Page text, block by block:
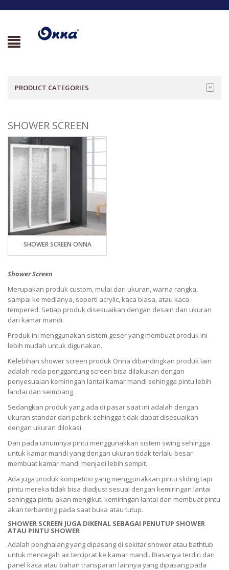
PRODUCT CATEGORIES
SHOWER SCREEN
SHOWER SCREEN ONNA
Shower Screen
Merupakan produk custom, mulai dari ukuran, warna rangka,
sampai ke medianya, seperti acrylic, kaca biasa, atau kaca
tempered. Setiap produk disesuaikan dengan desain dan ukuran
dari kamar mandi.
Produk ini menggunakan sistem geser yang membuat produk ini
lebih mudah untuk digunakan.
Kelebihan shower screen produk Onna dibandingkan produk lain
adalah roda penggantung screen bisa dilakukan dengan
penyesuaian kemiringan lantai kamar mandi sehingga pintu lebih
landai dan seimbang.
Sedangkan produk yang ada di pasar saat ini adalah dengan
ukuran standar dari pabrik sehingga tidak dapat disesuaikan
dengan ukuran dilokasi.
Dan pada umumnya pintu menggunakkan sistem swing sehingga
untuk kamar mandi yang dengan ukuran tidak terlalu besar
membuat kamar mandi menjadi lebih sempit.
Ada juga produk kompetitio yang menggunakkan pintu sliding tapi
pintu mereka tidak bisa diadjust sesuai dengan kemiringan lantai
sehingga pintu akan mengikuti kemiringan lantai dan membuat pintu
akan terbanting pada saat buka atau tutup.
SHOWER SCREEN JUGA DIKENAL SEBAGAI PENUTUP SHOWER
ATAU PINTU SHOWER
Adalah penghalang yang dipasang di sekitar shower atau bathtub
untuk mencegah air terciprat ke kamar mandi. Biasanya terdiri dari
panel kaca atau bahan transparan lainnya yang dipasang pada